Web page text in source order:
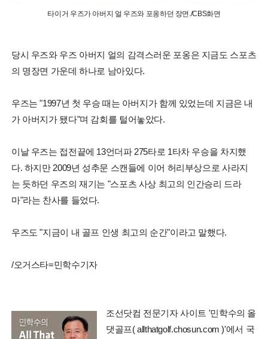
타이거 우즈가 아버지 얼 우즈와 포옹하던 장면./CBS화면
당시 우즈와 우즈 아버지 얼의 감격스러운 포옹은 지금도 스포츠
의 명장면 가운데 하나로 남아있다.
우즈는 "1997년 첫 우승 때는 아버지가 함께 있었는데 지금은 내
가 아버지가 됐다"며 감회를 털어놓았다.
이날 우즈는 접전끝에 13언더파 275타로 1타차 우승을 차지했
다. 하지만 2009년 성추문 스캔들에 이어 허리부상으로 사라지
는 듯하던 우즈의 재기는 "스포츠 사상 최고의 인간승리 드라
마"라는 찬사를 들었다.
우즈도 "지금이 내 골프 인생 최고의 순간"이라고 말했다.
/오거스타=민학수기자
조선닷컴 전문기자 사이트 '민학수의 올
댓골프( allthatgolf.chosun.com )'에서 국